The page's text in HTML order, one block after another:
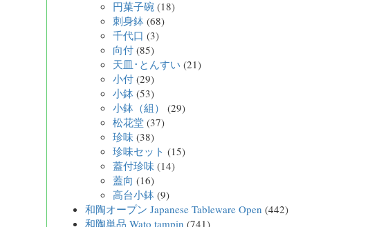
円菓子碗 (18)
刺身鉢 (68)
千代口 (3)
向付 (85)
天皿･とんすい (21)
小付 (29)
小鉢 (53)
小鉢（組）
(29)
松花堂 (37)
珍味 (38)
珍味セット (15)
蓋付珍味 (14)
蓋向 (16)
高台小鉢 (9)
和陶オープン Japanese Tableware Open (442)
和陶単品 Wato tampin (741)